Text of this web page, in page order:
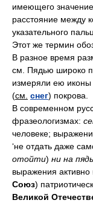
имеющего значение
расстояние между
указательного
Этот же термин
В разное время
см. Пядью широко
измеряли ею иконы
(см. снег) покрова.
В современном
фразеологизмах:
человеке;
‘не отдать даже
отойти) ни на пядь
выражения активно
Союз)
Великой